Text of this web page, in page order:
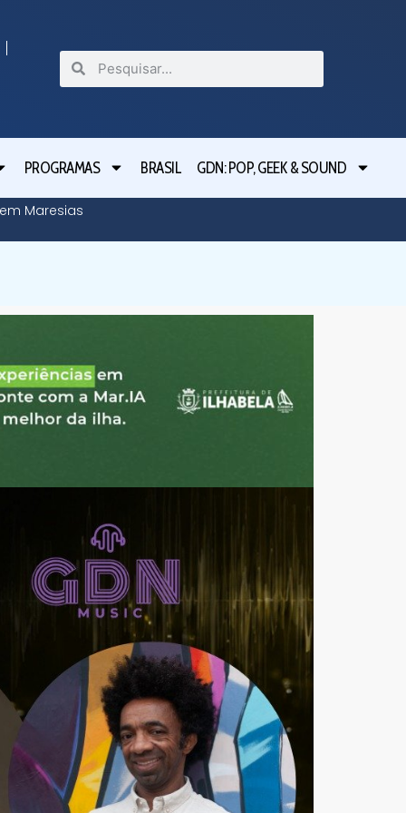
PROGRAMAS BRASIL GDN: POP, GEEK & SOUND
Maresias